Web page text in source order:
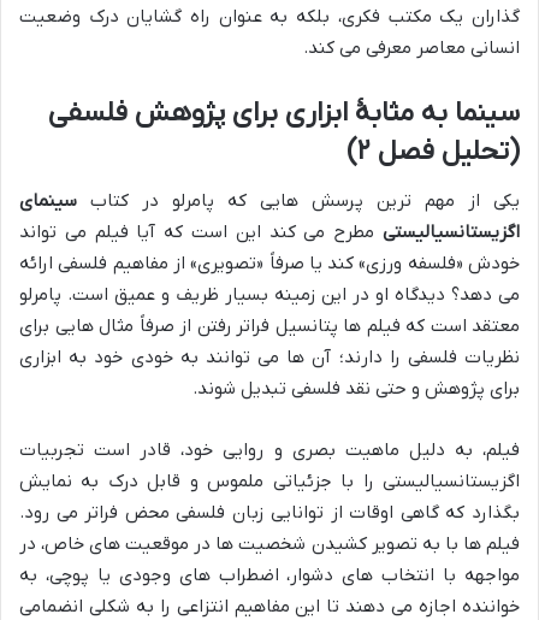
گذاران یک مکتب فکری، بلکه به عنوان راه گشایان درک وضعیت
انسانی معاصر معرفی می کند.
سینما به مثابۀ ابزاری برای پژوهش فلسفی
(تحلیل فصل ۲)
یکی از مهم ترین پرسش هایی که پامرلو در کتاب سینمای
اگزیستانسیالیستی مطرح می کند این است که آیا فیلم می تواند
خودش «فلسفه ورزی» کند یا صرفاً «تصویری» از مفاهیم فلسفی ارائه
می دهد؟ دیدگاه او در این زمینه بسیار ظریف و عمیق است. پامرلو
معتقد است که فیلم ها پتانسیل فراتر رفتن از صرفاً مثال هایی برای
نظریات فلسفی را دارند؛ آن ها می توانند به خودی خود به ابزاری
برای پژوهش و حتی نقد فلسفی تبدیل شوند.
فیلم، به دلیل ماهیت بصری و روایی خود، قادر است تجربیات
اگزیستانسیالیستی را با جزئیاتی ملموس و قابل درک به نمایش
بگذارد که گاهی اوقات از توانایی زبان فلسفی محض فراتر می رود.
فیلم ها با به تصویر کشیدن شخصیت ها در موقعیت های خاص، در
مواجهه با انتخاب های دشوار، اضطراب های وجودی یا پوچی، به
خواننده اجازه می دهند تا این مفاهیم انتزاعی را به شکلی انضمامی